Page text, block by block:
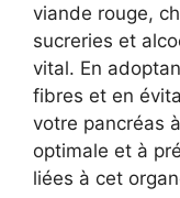
viande rouge,
sucreries et
vital. En
fibres et en
votre pancréas
optimale et à
liées à cet